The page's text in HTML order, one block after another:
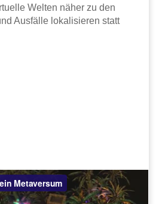
Welten näher zu den
Ausfälle lokalisieren statt